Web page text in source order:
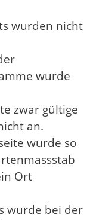
wurden nicht
wurde
zwar gültige
an.
wurde so
Ort
wurde bei der